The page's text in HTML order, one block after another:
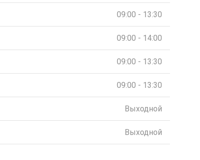
09:00 - 13:30
09:00 - 14:00
09:00 - 13:30
09:00 - 13:30
Выходной
Выходной